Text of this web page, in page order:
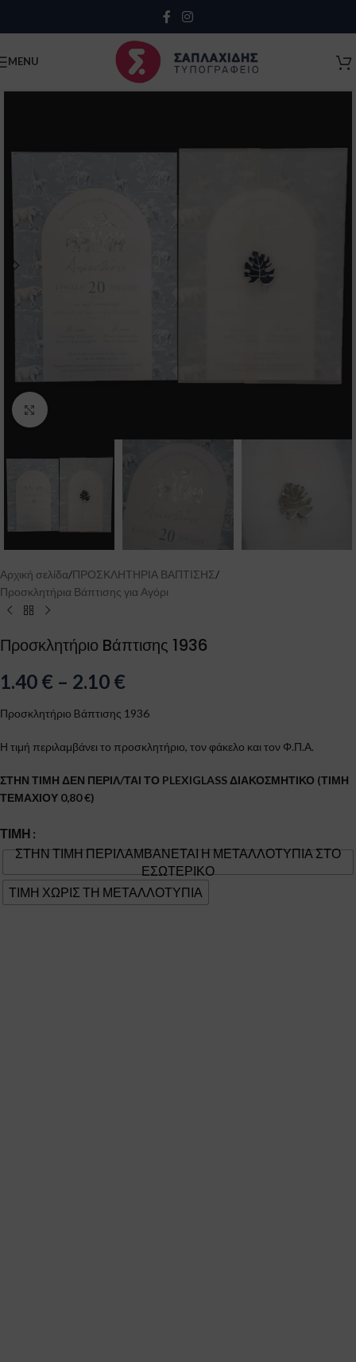
MENU
Click to enlarge
Αρχική σελίδα/ΠΡΟΣΚΛΗΤΗΡΙΑ ΒΑΠΤΙΣΗΣ/
Προσκλητήρια Βάπτισης για Αγόρι
Προσκλητήριο Bάπτισης 1936
1.40 € – 2.10 €
Προσκλητήριο Bάπτισης 1936
Η τιμή περιλαμβάνει το προσκλητήριο, τον φάκελο και τον Φ.Π.Α.
ΣΤΗΝ ΤΙΜΗ ΔΕΝ ΠΕΡΙΛ/ΤΑΙ ΤΟ PLEXIGLASS ΔΙΑΚΟΣΜΗΤΙΚΟ (ΤΙΜΗ
ΤΕΜΑΧΙΟΥ 0,80 €)
ΤΙΜΉ
ΣΤΗΝ ΤΙΜΗ ΠΕΡΙΛΑΜΒΑΝΕΤΑΙ Η ΜΕΤΑΛΛΟΤΥΠΙΑ ΣΤΟ
ΕΣΩΤΕΡΙΚΟ
ΤΙΜΗ ΧΩΡΙΣ ΤΗ ΜΕΤΑΛΛΟΤΥΠΙΑ